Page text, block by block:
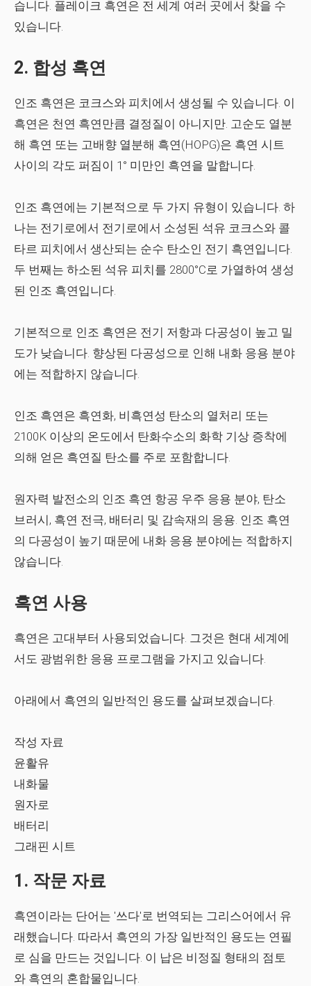
습니다. 플레이크 흑연은 전 세계 여러 곳에서 찾을 수
있습니다.
2. 합성 흑연
인조 흑연은 코크스와 피치에서 생성될 수 있습니다. 이
흑연은 천연 흑연만큼 결정질이 아니지만. 고순도 열분
해 흑연 또는 고배향 열분해 흑연(HOPG)은 흑연 시트
사이의 각도 퍼짐이 1° 미만인 흑연을 말합니다.
인조 흑연에는 기본적으로 두 가지 유형이 있습니다. 하
나는 전기로에서 전기로에서 소성된 석유 코크스와 콜
타르 피치에서 생산되는 순수 탄소인 전기 흑연입니다.
두 번째는 하소된 석유 피치를 2800°C로 가열하여 생성
된 인조 흑연입니다.
기본적으로 인조 흑연은 전기 저항과 다공성이 높고 밀
도가 낮습니다. 향상된 다공성으로 인해 내화 응용 분야
에는 적합하지 않습니다.
인조 흑연은 흑연화, 비흑연성 탄소의 열처리 또는
2100K 이상의 온도에서 탄화수소의 화학 기상 증착에
의해 얻은 흑연질 탄소를 주로 포함합니다.
원자력 발전소의 인조 흑연 항공 우주 응용 분야, 탄소
브러시, 흑연 전극, 배터리 및 감속재의 응용. 인조 흑연
의 다공성이 높기 때문에 내화 응용 분야에는 적합하지
않습니다.
흑연 사용
흑연은 고대부터 사용되었습니다. 그것은 현대 세계에
서도 광범위한 응용 프로그램을 가지고 있습니다.
아래에서 흑연의 일반적인 용도를 살펴보겠습니다.
작성 자료
윤활유
내화물
원자로
배터리
그래핀 시트
1. 작문 자료
흑연이라는 단어는 '쓰다'로 번역되는 그리스어에서 유
래했습니다. 따라서 흑연의 가장 일반적인 용도는 연필
로 심을 만드는 것입니다. 이 납은 비정질 형태의 점토
와 흑연의 혼합물입니다.